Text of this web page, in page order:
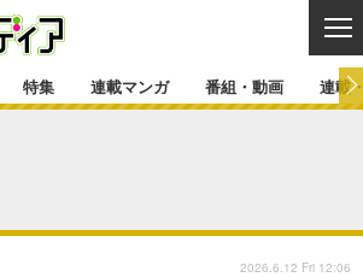
マンガ
カバー
特集 連載マンガ 番組・動画 連載
2026.6.12 Fri 12:06